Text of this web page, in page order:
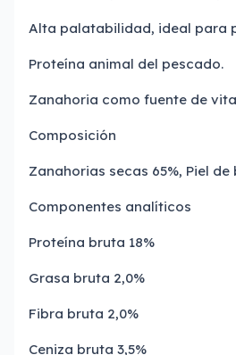
Alta palatabilidad, ideal para
Proteína animal del pescado.
Zanahoria como fuente de
Composición
Zanahorias secas 65%, Piel de
Componentes analíticos
Proteína bruta 18%
Grasa bruta 2,0%
Fibra bruta 2,0%
Ceniza bruta 3,5%